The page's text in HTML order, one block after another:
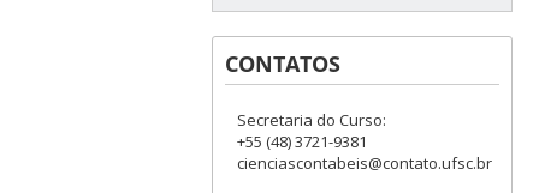
CONTATOS
Secretaria do Curso:
+55 (48) 3721-9381
cienciascontabeis@contato.ufsc.br